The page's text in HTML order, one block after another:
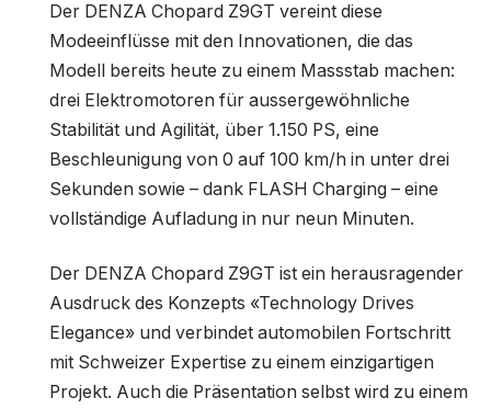
Der DENZA Chopard Z9GT vereint diese
Modeeinflüsse mit den Innovationen, die das
Modell bereits heute zu einem Massstab machen:
drei Elektromotoren für aussergewöhnliche
Stabilität und Agilität, über 1.150 PS, eine
Beschleunigung von 0 auf 100 km/h in unter drei
Sekunden sowie – dank FLASH Charging – eine
vollständige Aufladung in nur neun Minuten.
Der DENZA Chopard Z9GT ist ein herausragender
Ausdruck des Konzepts «Technology Drives
Elegance» und verbindet automobilen Fortschritt
mit Schweizer Expertise zu einem einzigartigen
Projekt. Auch die Präsentation selbst wird zu einem